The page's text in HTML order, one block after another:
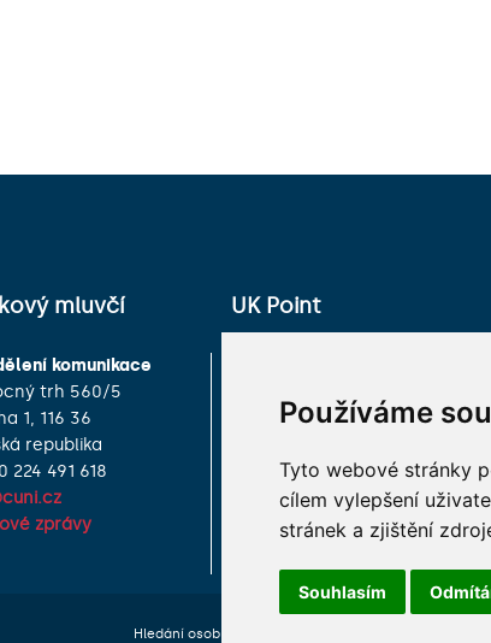
Používáme
Tyto webové stránky
cílem vylepšení
stránek a zjištění
Souhlasím
mluvčí
komunikace
trh 560/5
1, 116 36
republika
224 491 618
zprávy
UK Point
Praha 1, 116 36
+420 224 491 850
info@cuni.cz
Provozní doba a kontakty
Hledání osob